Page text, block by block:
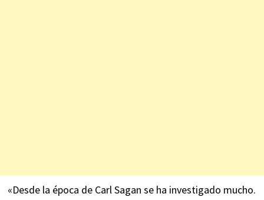
«Desde la época de Carl Sagan se ha investigado mucho.